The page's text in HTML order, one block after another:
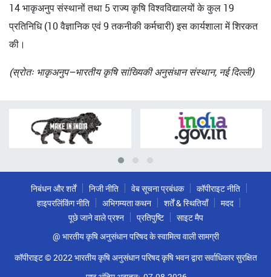
14 भाकृअनुप संस्थानों तथा 5 राज्य कृषि विश्वविद्यालयों के कुल 19
प्रतिनिधि (10 वैज्ञानिक एवं 9 तकनीकी कर्मचारी) इस कार्यशाला में शिरकत
की।
(स्रोतः भाकृअनुप–भारतीय कृषि सांख्यिकी अनुसंधान संस्थान, नई दिल्ली)
निबंधन और शर्तें निजी नीति वेब सूचना प्रबंधक
कॉपीराइट नीति
हाइपरलिंकिंग नीति
अभिगम्यता कथन शर्तें & स्थितियाँ
मदद
पूछे जाने वाले प्रश्न
प्रतिपुष्टि
साइट मैप
@ भारतीय कृषि अनुसंधान परिषद के स्वामित्व वाली सामग्री
कॉपीराइट © 2022 भारतीय कृषि अनुसंधान परिषद कृषि भवन द्वारा सर्वाधिकार सुरक्षित